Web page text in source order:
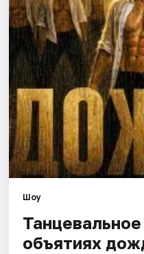
Спорт
События
Города
Площадки
Артисты
Шоу
объятиях